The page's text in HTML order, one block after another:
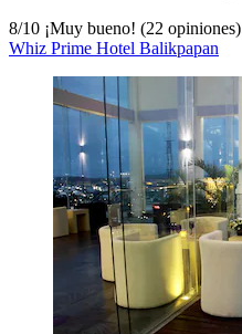
8/10 ¡Muy bueno! (22 opiniones)
Whiz Prime Hotel Balikpapan